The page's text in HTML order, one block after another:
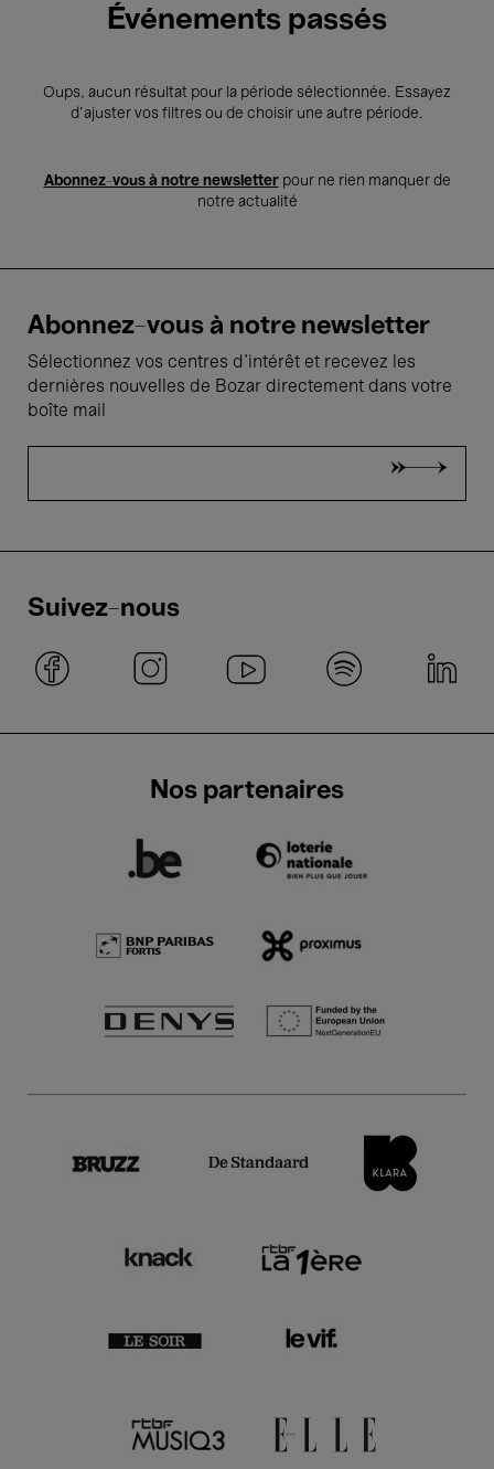
Événements passés
Oups, aucun résultat pour la période sélectionnée. Essayez
d’ajuster vos filtres ou de choisir une autre période.
Abonnez-vous à notre newsletterpour ne rien manquer de
notre actualité
Abonnez-vous à notre newsletter
Sélectionnez vos centres d'intérêt et recevez les
dernières nouvelles de Bozar directement dans votre
boîte mail
Suivez-nous
Nos partenaires